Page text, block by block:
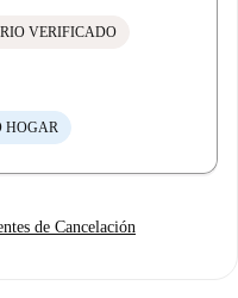
VERIFICADO
HOGAR
de Cancelación